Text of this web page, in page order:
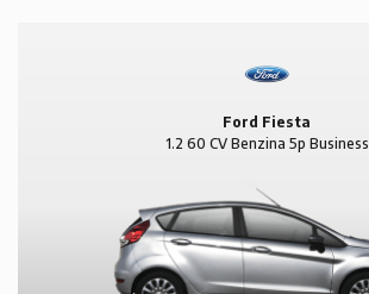
Ford Fiesta
1.2 60 CV Benzina 5p Business